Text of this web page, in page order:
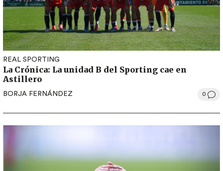
REAL SPORTING
La Crónica: La unidad B del Sporting cae en
Astillero
BORJA FERNÁNDEZ 0